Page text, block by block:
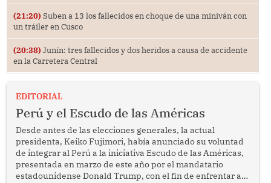
(21:20) Suben a 13 los fallecidos en choque de una miniván con
un tráiler en Cusco
(20:38) Junín: tres fallecidos y dos heridos a causa de accidente
en la Carretera Central
EDITORIAL
Perú y el Escudo de las Américas
Desde antes de las elecciones generales, la actual
presidenta, Keiko Fujimori, había anunciado su voluntad
de integrar al Perú a la iniciativa Escudo de las Américas,
presentada en marzo de este año por el mandatario
estadounidense Donald Trump, con el fin de enfrentar al